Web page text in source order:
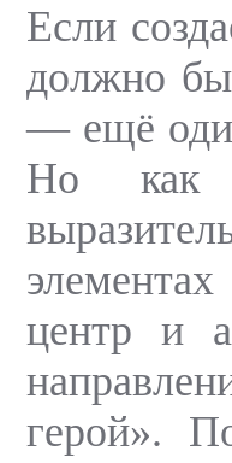
Если
должно
— ещё
Но как
центр и
герой».